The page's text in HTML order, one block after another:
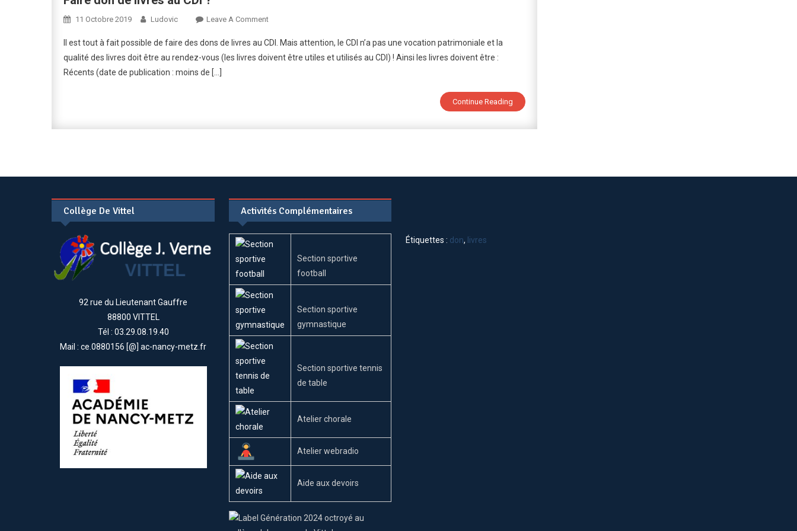
11 Octobre 2019 Ludovic Leave A CommentOn
Don
De
Il est tout à fait possible de faire des dons de livres au CDI. Mais attention, le CDI n’a pas une vocation patrimoniale et la
qualité des livres doit être au rendez-vous (les livres doivent être utiles et utilisés au CDI) ! Ainsi les livres doivent être :
Récents (date de publication : moins de […]
Continue Reading
Collège De Vittel
92 rue du Lieutenant Gauffre
88800 VITTEL
Tél : 03.29.08.19.40
Mail : ce.0880156 [@] ac-nancy-metz.fr
Activités Complémentaires
Section sportive
football
Section sportive
gymnastique
Section sportive tennis
de table
Atelier chorale
Atelier webradio
Aide aux devoirs
Étiquettes : don, livres